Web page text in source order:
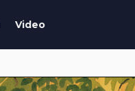
Video